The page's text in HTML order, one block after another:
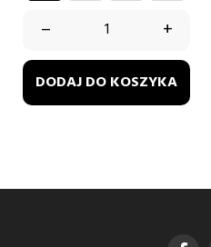
– +
DODAJ DO KOSZYKA